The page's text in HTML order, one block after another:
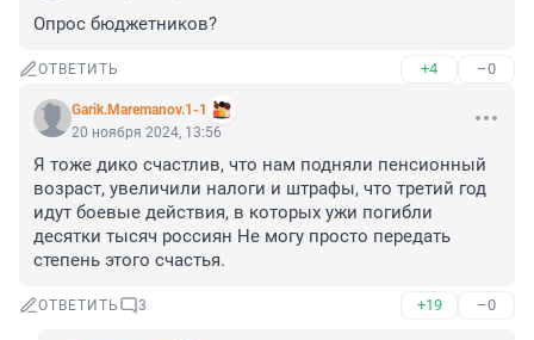
Опрос бюджетников?
ОТВЕТИТЬ +4 –0
Garik.Maremanov.1-1
20 ноября 2024, 13:56
Я тоже дико счастлив, что нам подняли пенсионный
возраст, увеличили налоги и штрафы, что третий год
идут боевые действия, в которых ужи погибли
десятки тысяч россиян Не могу просто передать
степень этого счастья.
ОТВЕТИТЬ 3 +19 –0